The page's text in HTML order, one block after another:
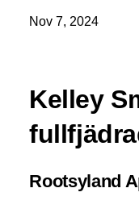
Nov 7, 2024
Kelley
Rootsyland